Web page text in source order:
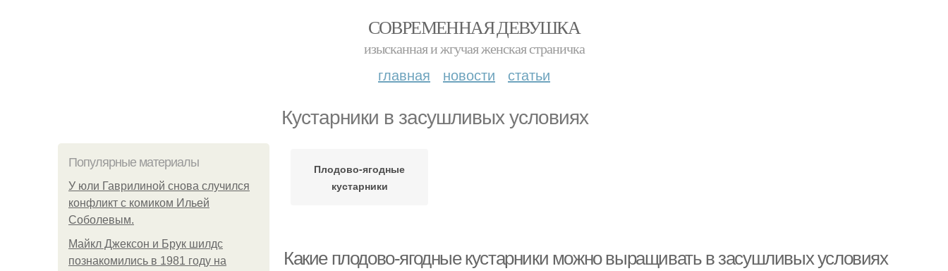
СОВРЕМЕННАЯ ДЕВУШКА
изысканная и жгучая женская страничка
главная новости статьи
Кустарники в засушливых условиях
Популярные материалы
У юли Гаврилиной снова случился
конфликт с комиком Ильей
Соболевым.
Майкл Джексон и Брук шилдс
познакомились в 1981 году на
Плодово-ягодные
кустарники
Какие плодово-ягодные кустарники можно выращивать в засушливых условиях